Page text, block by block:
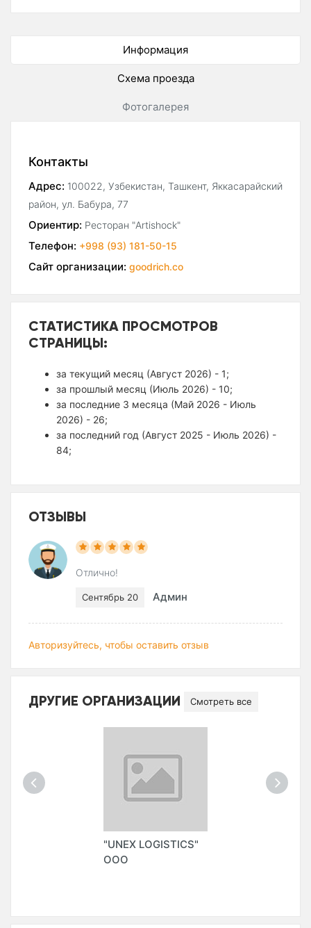
Информация
Схема проезда
Фотогалерея
Контакты
Адрес: 100022, Узбекистан, Ташкент, Яккасарайский
район, ул. Бабура, 77
Ориентир: Ресторан "Artishock"
Телефон: +998 (93) 181-50-15
Сайт организации: goodrich.co
СТАТИСТИКА ПРОСМОТРОВ
СТРАНИЦЫ:
за текущий месяц (Август 2026) - 1;
за прошлый месяц (Июль 2026) - 10;
за последние 3 месяца (Май 2026 - Июль
2026) - 26;
за последний год (Август 2025 - Июль 2026) -
84;
ОТЗЫВЫ
Отлично!
Сентябрь 20 Админ
Авторизуйтесь, чтобы оставить отзыв
ДРУГИЕ ОРГАНИЗАЦИИ Смотреть все
"UNEX LOGISTICS"
ООО